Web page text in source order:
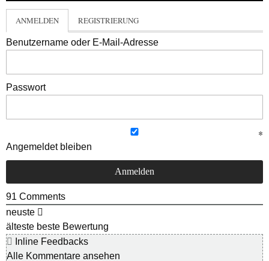
ANMELDEN REGISTRIERUNG
Benutzername oder E-Mail-Adresse
Passwort
Angemeldet bleiben
91 Comments
neuste
älteste beste Bewertung
Inline Feedbacks
Alle Kommentare ansehen